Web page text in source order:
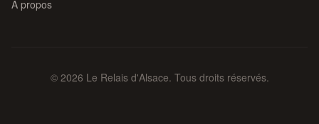
À propos
© 2026 Le Relais d'Alsace. Tous droits réservés.